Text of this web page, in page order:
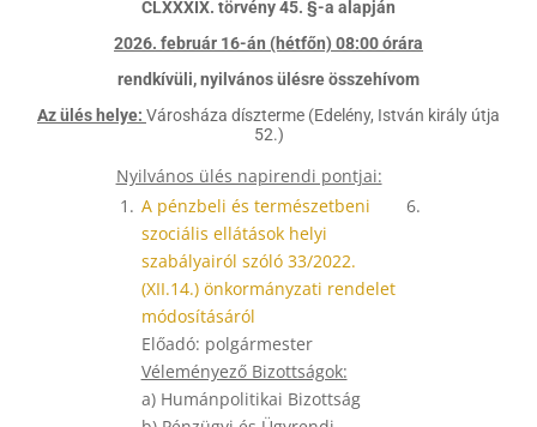
CLXXXIX. törvény 45. §-a alapján
2026. február 16-án (hétfőn) 08:00 órára
rendkívüli, nyilvános ülésre összehívom
Az ülés helye: Városháza díszterme (Edelény, István király útja
52.)
Nyilvános ülés napirendi pontjai:
1. A pénzbeli és természetbeni
szociális ellátások helyi
szabályairól szóló 33/2022.
(XII.14.) önkormányzati rendelet
módosításáról
Előadó: polgármester
Véleményező Bizottságok:
a) Humánpolitikai Bizottság
6.